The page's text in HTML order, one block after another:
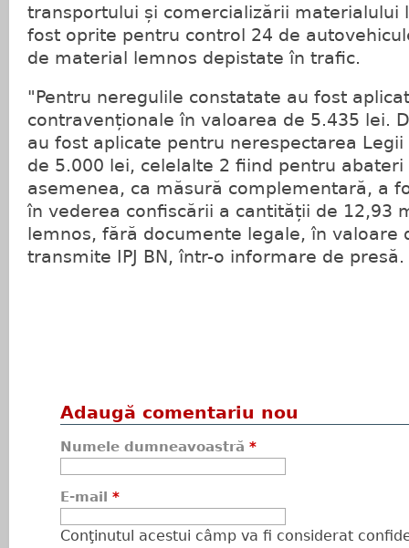
transportului și comercializării materialului
fost oprite pentru control 24 de
de material lemnos depistate în trafic.
"Pentru neregulile constatate au fost
contravenționale în valoarea de 5.435 lei.
au fost aplicate pentru nerespectarea
de 5.000 lei, celelalte 2 fiind pentru
asemenea, ca măsură complementară, a
în vederea confiscării a cantității de 12,93
lemnos, fără documente legale, în valoare
transmite IPJ BN, într-o informare de presă.
Adaugă comentariu nou
Numele dumneavoastră *
E-mail *
Conţinutul acestui câmp va fi considerat